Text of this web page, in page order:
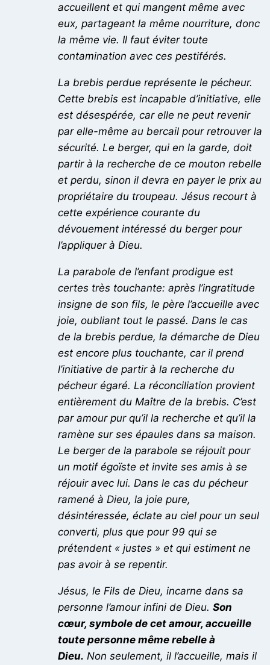
accueillent et qui mangent même avec
eux, partageant la même nourriture, donc
la même vie. Il faut éviter toute
contamination avec ces pestiférés.
La brebis perdue représente le pécheur.
Cette brebis est incapable d’initiative, elle
est désespérée, car elle ne peut revenir
par elle-même au bercail pour retrouver la
sécurité. Le berger, qui en la garde, doit
partir à la recherche de ce mouton rebelle
et perdu, sinon il devra en payer le prix au
propriétaire du troupeau. Jésus recourt à
cette expérience courante du
dévouement intéressé du berger pour
l’appliquer à Dieu.
La parabole de l’enfant prodigue est
certes très touchante: après l’ingratitude
insigne de son fils, le père l’accueille avec
joie, oubliant tout le passé. Dans le cas
de la brebis perdue, la démarche de Dieu
est encore plus touchante, car il prend
l’initiative de partir à la recherche du
pécheur égaré. La réconciliation provient
entièrement du Maître de la brebis. C’est
par amour pur qu’il la recherche et qu’il la
ramène sur ses épaules dans sa maison.
Le berger de la parabole se réjouit pour
un motif égoïste et invite ses amis à se
réjouir avec lui. Dans le cas du pécheur
ramené à Dieu, la joie pure,
désintéressée, éclate au ciel pour un seul
converti, plus que pour 99 qui se
prétendent « justes » et qui estiment ne
pas avoir à se repentir.
Jésus, le Fils de Dieu, incarne dans sa
personne l’amour infini de Dieu. Son
cœur, symbole de cet amour, accueille
toute personne même rebelle à
Dieu. Non seulement, il l’accueille, mais il